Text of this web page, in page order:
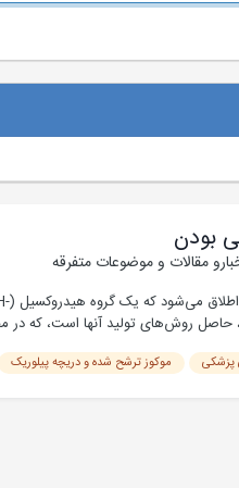
بودن
مقالات و موضوعات متفرقه
روش‌های تولید آنها است، که در
پزشکی موکوز ترشح شده و دریچه پیلوریک